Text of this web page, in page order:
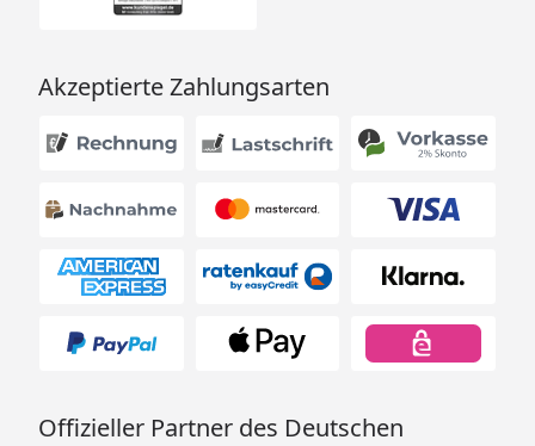
Akzeptierte Zahlungsarten
Offizieller Partner des Deutschen